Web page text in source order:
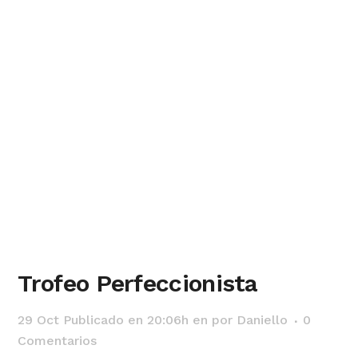
Trofeo Perfeccionista
29 Oct Publicado en 20:06h en por Daniello
0
Comentarios